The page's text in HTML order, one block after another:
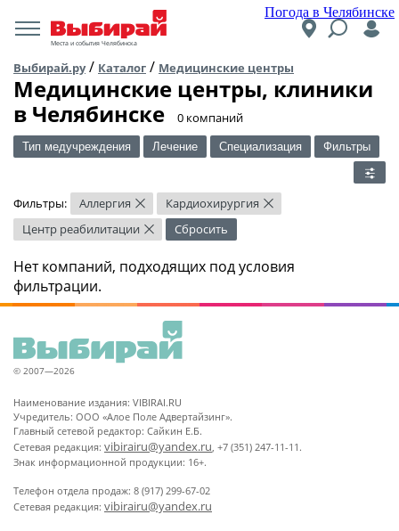
Погода в Челябинске
Места и события Челябинска
Выбирай.ру/ Каталог / Медицинские центры
Медицинские центры, клиники
в Челябинске
​0 компаний
Тип медучреждения Лечение Специализация Фильтры
Фильтры: Аллергия × Кардиохирургия ×
Центр реабилитации × Сбросить
Нет компаний, подходящих под условия
фильтрации.
© 2007—2026
Наименование издания: VIBIRAI.RU
Учредитель: ООО «Алое Поле Адвертайзинг».
Главный сетевой редактор: Сайкин Е.Б.
Сетевая редакция: vibirairu@yandex.ru, +7 (351) 247-11-11.
Знак информационной продукции: 16+.
Телефон отдела продаж: 8 (917) 299-67-02
Сетевая редакция: vibirairu@yandex.ru